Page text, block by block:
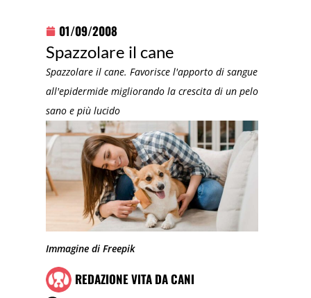
01/09/2008
Spazzolare il cane
Spazzolare il cane. Favorisce l'apporto di sangue
all'epidermide migliorando la crescita di un pelo
sano e più lucido
Immagine di Freepik
REDAZIONE VITA DA CANI